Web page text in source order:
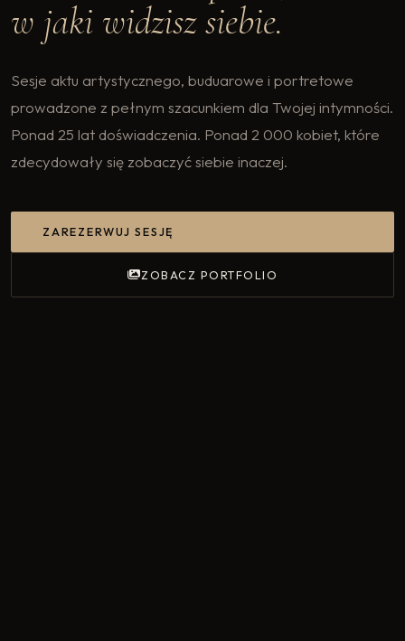
w jaki widzisz siebie.
Sesje aktu artystycznego, buduarowe i portretowe
prowadzone z pełnym szacunkiem dla Twojej intymności.
Ponad 25 lat doświadczenia. Ponad 2 000 kobiet, które
zdecydowały się zobaczyć siebie inaczej.
ZAREZERWUJ SESJĘ
ZOBACZ PORTFOLIO